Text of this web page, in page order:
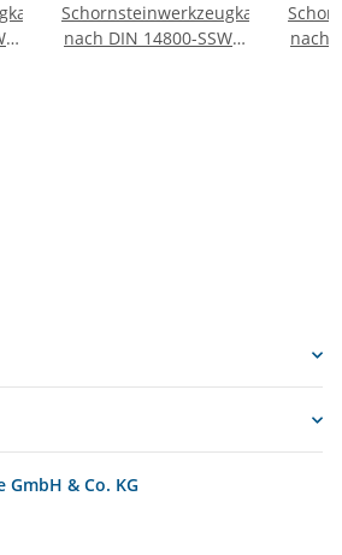
Schornsteinwerkzeugkasten
nach DIN 14800-SSWK,
nach
GmbH & Co. KG